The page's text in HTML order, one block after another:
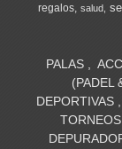
regalos
salud
PALAS
(PADEL
DEPORTIVAS
TORNEOS